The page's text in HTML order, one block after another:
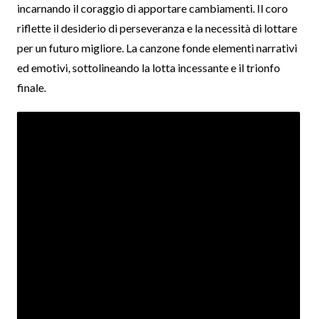
incarnando il coraggio di apportare cambiamenti. Il coro
riflette il desiderio di perseveranza e la necessità di lottare
per un futuro migliore. La canzone fonde elementi narrativi
ed emotivi, sottolineando la lotta incessante e il trionfo
finale.